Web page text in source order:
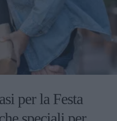
per la Festa